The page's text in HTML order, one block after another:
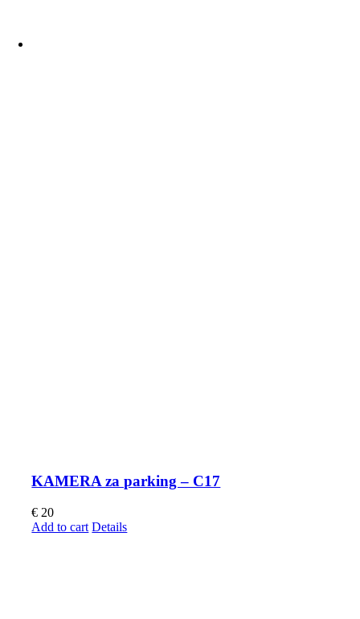
KAMERA za parking – C17
€ 20
Add to cart Details